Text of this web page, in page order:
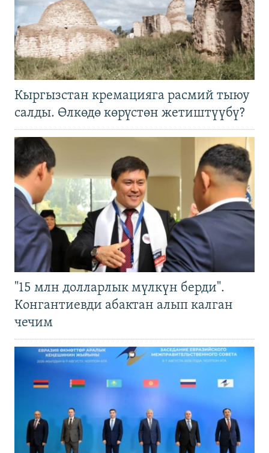
Кыргызстан кремацияга расмий тыюу
салды. Өлкөдө көрүстөн жетиштүүбү?
"15 млн долларлык мүлкүн берди".
Конгантиевди абактан алып калган
чечим